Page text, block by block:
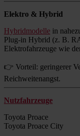
Elektro & Hybrid
Hybridmodelle in
Plug-in Hybrid (z. B.
Elektrofahrzeuge wie
👉 Vorteil: geringerer
Reichweitenangst.
Nutzfahrzeuge
Toyota Proace
Toyota Proace City